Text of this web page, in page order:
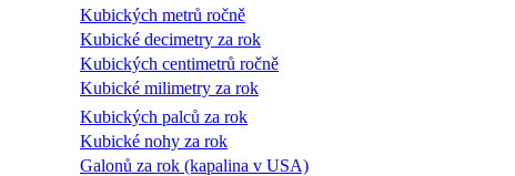
Kubických metrů ročně
Kubické decimetry za rok
Kubických centimetrů ročně
Kubické milimetry za rok
Kubických palců za rok
Kubické nohy za rok
Galonů za rok (kapalina v USA)